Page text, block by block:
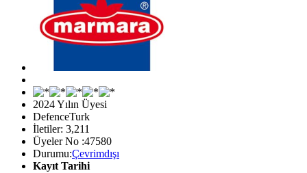
2024 Yılın Üyesi
DefenceTurk
İletiler: 3,211
Üyeler No :47580
Durumu:Çevrimdışı
Kayıt Tarihi